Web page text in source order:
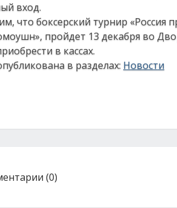
вход.
что боксерский турнир
пройдет 13 декабря во
в кассах.
в разделах: Новости
(0)